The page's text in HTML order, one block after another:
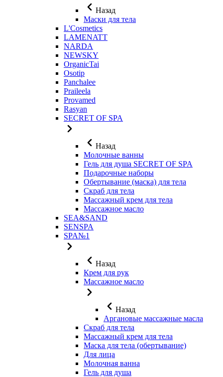
Назад
Маски для тела
L'Cosmetics
LAMENATT
NARDA
NEWSKY
OrganicTai
Osotip
Panchalee
Praileela
Provamed
Rasyan
SECRET OF SPA
Назад
Молочные ванны
Гель для душа SECRET OF SPA
Подарочные наборы
Обертывание (маска) для тела
Скраб для тела
Массажный крем для тела
Массажное масло
SEA&SAND
SENSPA
SPA№1
Назад
Крем для рук
Массажное масло
Назад
Аргановые массажные масла
Скраб для тела
Массажный крем для тела
Маска для тела (обертывание)
Для лица
Молочная ванна
Гель для душа